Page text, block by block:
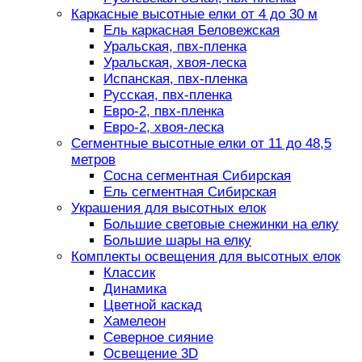
Каркасные высотные елки от 4 до 30 м
Ель каркасная Беловежская
Уральская, пвх-пленка
Уральская, хвоя-леска
Испанская, пвх-пленка
Русская, пвх-пленка
Евро-2, пвх-пленка
Евро-2, хвоя-леска
Сегментные высотные елки от 11 до 48,5
метров
Сосна сегментная Сибирская
Ель сегментная Сибирская
Украшения для высотных елок
Большие световые снежинки на елку
Большие шары на елку
Комплекты освещения для высотных елок
Классик
Динамика
Цветной каскад
Хамелеон
Северное сияние
Освещение 3D